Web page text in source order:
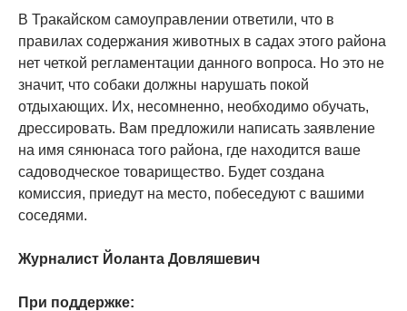
В Тракайском самоуправлении ответили, что в
правилах содержания животных в садах этого района
нет четкой регламентации данного вопроса. Но это не
значит, что собаки должны нарушать покой
отдыхающих. Их, несомненно, необходимо обучать,
дрессировать. Вам предложили написать заявление
на имя сянюнаса того района, где находится ваше
садоводческое товарищество. Будет создана
комиссия, приедут на место, побеседуют с вашими
соседями.
Журналист Йоланта Довляшевич
При поддержке: